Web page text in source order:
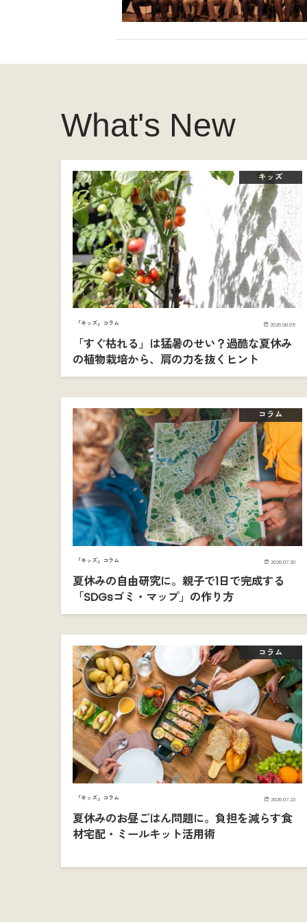
What's New
キッズ
「キッズ」コラム 2026.08.05
「すぐ枯れる」は猛暑のせい？過酷な夏休み
の植物栽培から、肩の力を抜くヒント
コラム
「キッズ」コラム 2026.07.30
夏休みの自由研究に。親子で1日で完成する
「SDGsゴミ・マップ」の作り方
コラム
「キッズ」コラム 2026.07.23
夏休みのお昼ごはん問題に。負担を減らす食
材宅配・ミールキット活用術